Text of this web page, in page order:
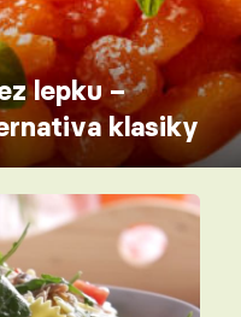
lepku –
klasiky